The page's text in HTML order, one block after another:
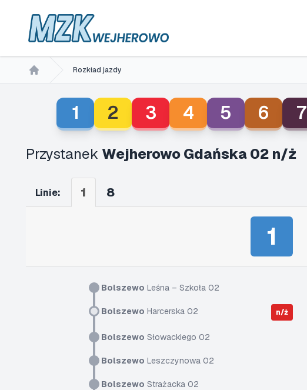
Rozkład jazdy
1 2 3 4 5 6 7
Przystanek Wejherowo Gdańska 02 n/ż
Linie: 1 8
1
Bolszewo Leśna – Szkoła 02
Bolszewo Harcerska 02 n/ż
Bolszewo Słowackiego 02
Bolszewo Leszczynowa 02
Bolszewo Strażacka 02